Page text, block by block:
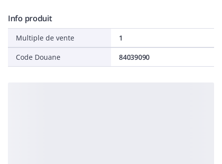
Info produit
Multiple de vente 1
Code Douane 84039090